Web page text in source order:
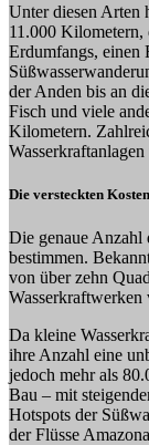
Unter diesen Arten
11.000 Kilometern,
Erdumfangs, einen
der Anden bis an
Fisch und viele
Kilometern.
Die versteckten
Die genaue Anzahl
bestimmen.
von über zehn
Wasserkraftwerken
Da kleine
ihre Anzahl eine
jedoch mehr als
Bau – mit
Hotspots der
der Flüsse